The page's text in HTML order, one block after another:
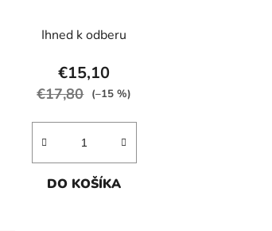
Ihned k odberu
€15,10
€17,80 (–15 %)
DO KOŠÍKA